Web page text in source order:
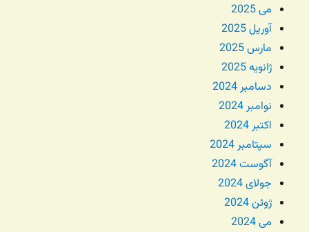
می 2025
آوریل 2025
مارس 2025
ژانویه 2025
دسامبر 2024
نوامبر 2024
اکتبر 2024
سپتامبر 2024
آگوست 2024
جولای 2024
ژوئن 2024
می 2024